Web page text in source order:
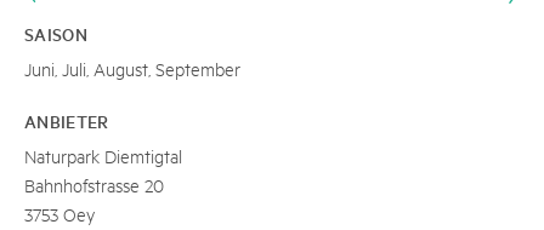
SAISON
Juni, Juli, August, September
ANBIETER
Naturpark Diemtigtal
Bahnhofstrasse 20
3753 Oey